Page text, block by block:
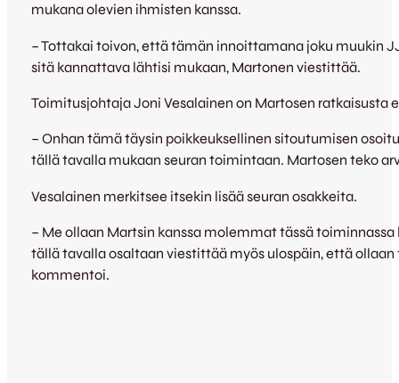
mukana olevien ihmisten kanssa.
– Tottakai toivon, että tämän innoittamana joku muukin
sitä kannattava lähtisi mukaan, Martonen viestittää.
Toimitusjohtaja Joni Vesalainen on Martosen ratkaisusta
– Onhan tämä täysin poikkeuksellinen sitoutumisen
tällä tavalla mukaan seuran toimintaan. Martosen teko
Vesalainen merkitsee itsekin lisää seuran osakkeita.
– Me ollaan Martsin kanssa molemmat tässä
tällä tavalla osaltaan viestittää myös ulospäin, että
kommentoi.